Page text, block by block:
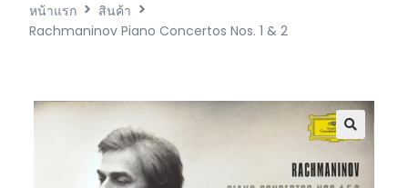
หน้าแรก
สินค้า
Rachmaninov Piano Concertos Nos. 1 & 2